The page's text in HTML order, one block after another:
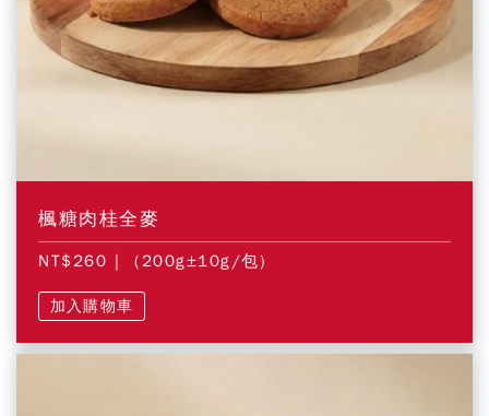
楓糖肉桂全麥
NT$260 | (200g±10g/包)
加入購物車